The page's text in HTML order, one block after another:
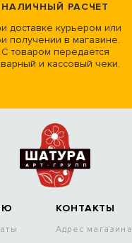
НАЛИЧНЫЙ РАСЧЕТ
доставке курьером или
получении в магазине.
С товаром передается
и кассовый чеки.
КОНТАКТЫ
Адрес магазина